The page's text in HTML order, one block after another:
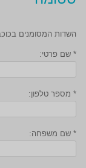
השדות המסומנים
* שם פרטי:
* מספר טלפון:
* שם משפחה: